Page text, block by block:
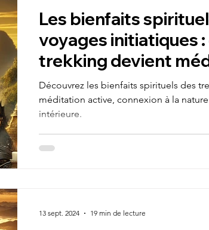
Les bienfaits
voyages initiatiques :
trekking devient
Découvrez les bienfaits spirituels des
méditation active, connexion à la
intérieure.
13 sept. 2024 19 min de lecture